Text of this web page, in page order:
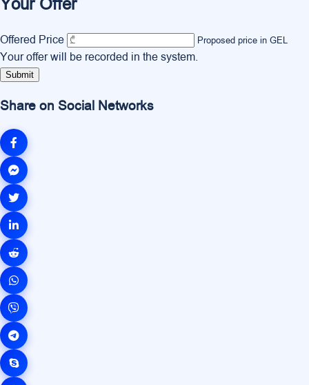
Offered Price Proposed price in GEL
Your offer will be recorded in the system.
Submit
Share on Social Networks